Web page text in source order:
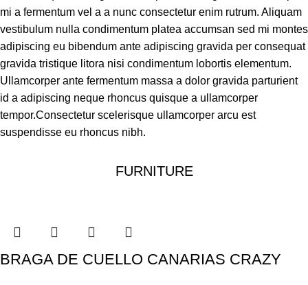
mi a fermentum vel a a nunc consectetur enim rutrum. Aliquam
vestibulum nulla condimentum platea accumsan sed mi montes
adipiscing eu bibendum ante adipiscing gravida per consequat
gravida tristique litora nisi condimentum lobortis elementum.
Ullamcorper ante fermentum massa a dolor gravida parturient
id a adipiscing neque rhoncus quisque a ullamcorper
tempor.Consectetur scelerisque ullamcorper arcu est
suspendisse eu rhoncus nibh.
FURNITURE
BRAGA DE CUELLO CANARIAS CRAZY